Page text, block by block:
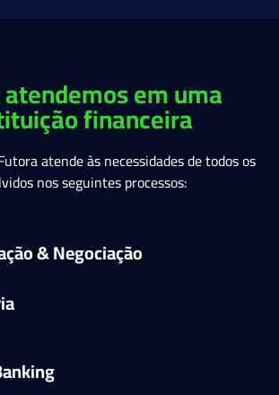
em uma
financeira
atende às necessidades de todos os
nos seguintes processos:
& Negociação